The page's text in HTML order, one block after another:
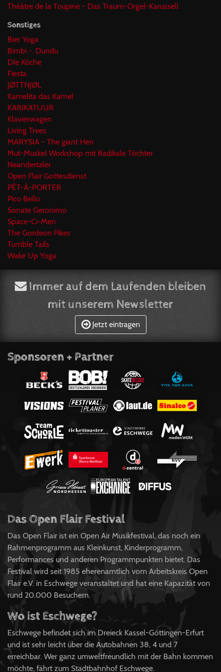
Théâtre de la Toupine - Das Traum-Orgel-Karussell
Sonstiges
Bier Yoga
Bimbi -. Dundu
DIe Köche
Fiesta
JØTTNJØL
Kamelita das Kamel
KARIKATUUR
Klavierwagen
Living Trees
MARYSIA - The giant Hen
Mut-Muskel Workshop mit Radikale Töchter
Neandertaler
Open Flair Gottesdienst
PÊT-À-PORTER
Pico Bello
Sonate Geronimo
Space-Ci-Men
The Gordeon Pikes
Tumble Tails
Wake Up Yoga
Immer auf dem Laufenden bleiben
mit unserem Newsletter
Jetzt eintragen
Sponsoren + Partner
Das Open Flair Festival
Das Open Flair ist ein Open Air Musikfestival, das noch ein
Rahmenprogramm aus Kleinkunst, Kinderprogramm,
Performances und anderen Programmpunkten bietet. Das
Festival wird seit 1985 eherenamtlich vom Arbeitskreis Open
Flair e.V. in Eschwege veranstaltet und hat eine Kapazität von
rund 20.000 Besuchern.
Wo ist Eschwege?
Eschwege befindet sich im Dreieck Kassel-Göttingen-Erfurt
und ist sehr leicht über die Autobahnen 38, 4 und 7
erreichbar. Wer ganz umweltfreundlich mit der Bahn kommen
möchte, fährt zum Stadtbahnhof Eschwege.